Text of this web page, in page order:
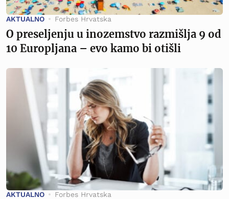
AKTUALNO Forbes Hrvatska
O preseljenju u inozemstvo razmišlja 9 od
10 Europljana – evo kamo bi otišli
AKTUALNO Forbes Hrvatska